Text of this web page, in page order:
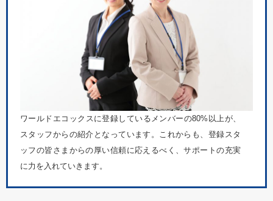
ワールドエコックスに登録しているメンバーの80%以上が、
スタッフからの紹介となっています。これからも、登録スタ
ッフの皆さまからの厚い信頼に応えるべく、サポートの充実
に力を入れていきます。